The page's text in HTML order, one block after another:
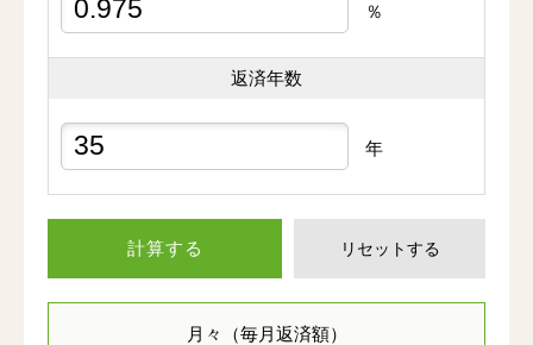
％
返済年数
年
計算する リセットする
月々 （毎月返済額）